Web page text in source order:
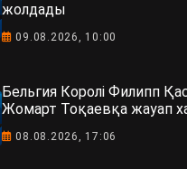
жолдады
09.08.2026, 10:00
Бельгия Королі Филипп
Жомарт Тоқаевқа жауап
08.08.2026, 17:06